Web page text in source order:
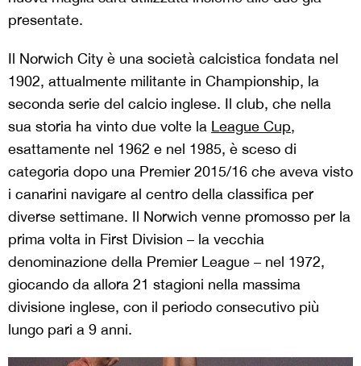
presentate.
Il Norwich City è una società calcistica fondata nel
1902, attualmente militante in Championship, la
seconda serie del calcio inglese. Il club, che nella
sua storia ha vinto due volte la League Cup,
esattamente nel 1962 e nel 1985, è sceso di
categoria dopo una Premier 2015/16 che aveva visto
i canarini navigare al centro della classifica per
diverse settimane. Il Norwich venne promosso per la
prima volta in First Division – la vecchia
denominazione della Premier League – nel 1972,
giocando da allora 21 stagioni nella massima
divisione inglese, con il periodo consecutivo più
lungo pari a 9 anni.